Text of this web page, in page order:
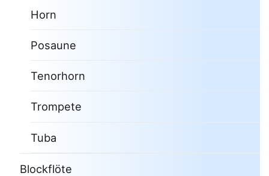
Horn
Posaune
Tenorhorn
Trompete
Tuba
Blockflöte